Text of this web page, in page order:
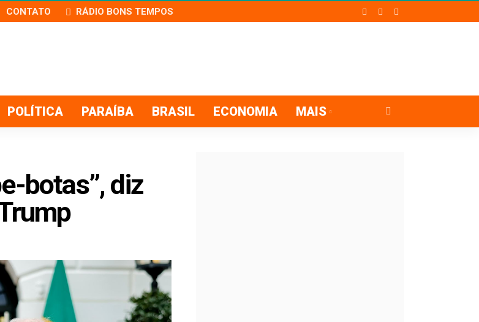
CONTATO RÁDIO BONS TEMPOS
POLÍTICA PARAÍBA BRASIL ECONOMIA MAIS
botas”, diz